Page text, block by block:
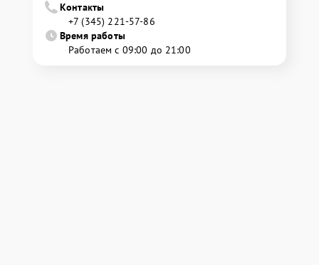
Контакты
+7 (345) 221-57-86
Время работы
Работаем с 09:00 до 21:00